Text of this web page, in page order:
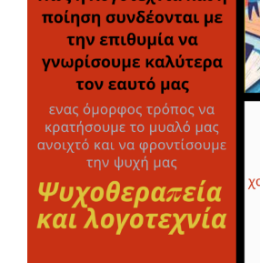
Image